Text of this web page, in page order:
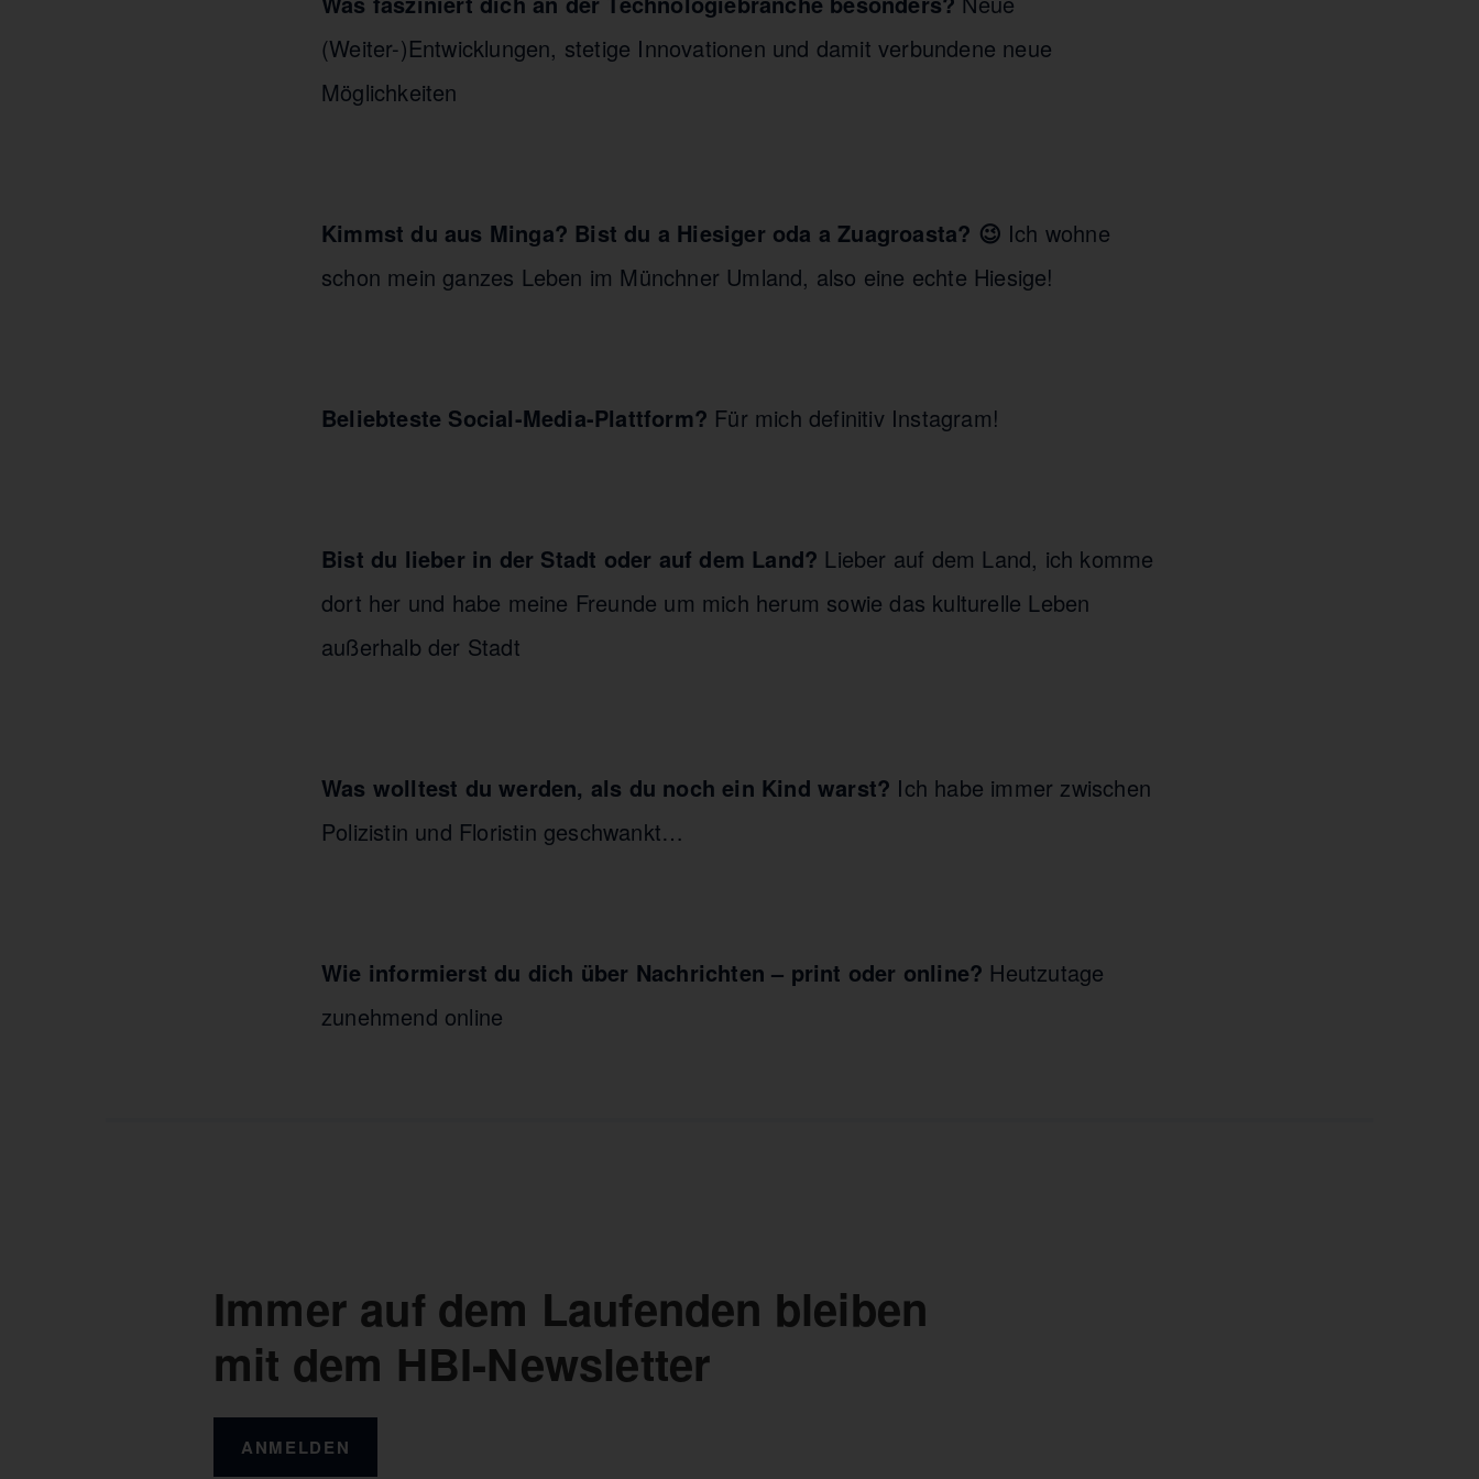
(Weiter-)Entwicklungen, stetige Innovationen und damit verbundene neue
Möglichkeiten
Kimmst du aus Minga? Bist du a Hiesiger oda a Zuagroasta? 😉 Ich wohne
schon mein ganzes Leben im Münchner Umland, also eine echte Hiesige!
Beliebteste Social-Media-Plattform? Für mich definitiv Instagram!
Bist du lieber in der Stadt oder auf dem Land? Lieber auf dem Land, ich komme
dort her und habe meine Freunde um mich herum sowie das kulturelle Leben
außerhalb der Stadt
Was wolltest du werden, als du noch ein Kind warst? Ich habe immer zwischen
Polizistin und Floristin geschwankt…
Wie informierst du dich über Nachrichten – print oder online? Heutzutage
zunehmend online
Immer auf dem Laufenden bleiben
mit dem HBI-Newsletter
ANMELDEN